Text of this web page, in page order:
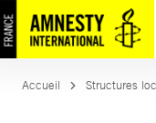
Aller
au
contenu
Accueil Structures